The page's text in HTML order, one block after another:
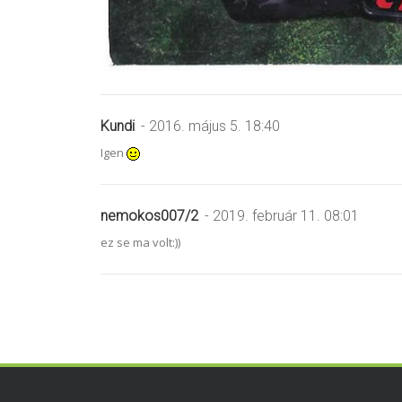
Kundi - 2016. május 5. 18:40
Igen
nemokos007/2 - 2019. február 11. 08:01
ez se ma volt:))